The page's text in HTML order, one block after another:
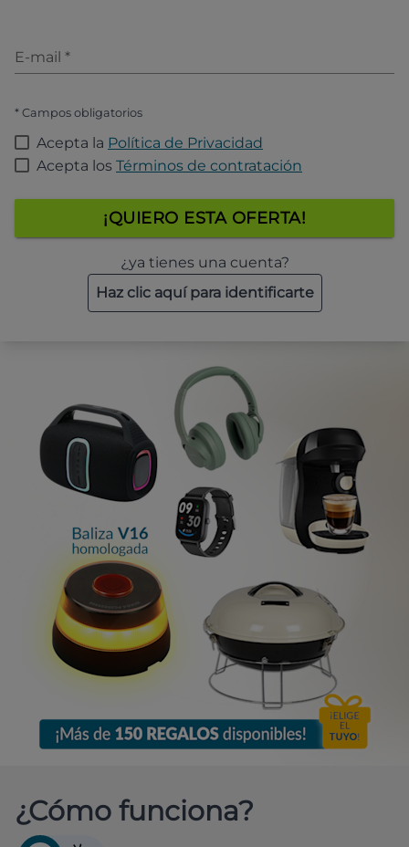
E-mail *
* Campos obligatorios
Acepta la Política de Privacidad
Acepta los Términos de contratación
¡QUIERO ESTA OFERTA!
¿ya tienes una cuenta?
Haz clic aquí para identificarte
¿Cómo funciona?